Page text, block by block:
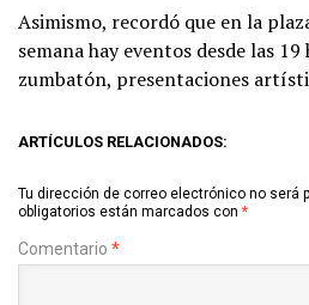
Asimismo, recordó que en la
semana hay eventos desde las
zumbatón, presentaciones
ARTÍCULOS RELACIONADOS:
Tu dirección de correo electrónico no será
obligatorios están marcados con *
Comentario *